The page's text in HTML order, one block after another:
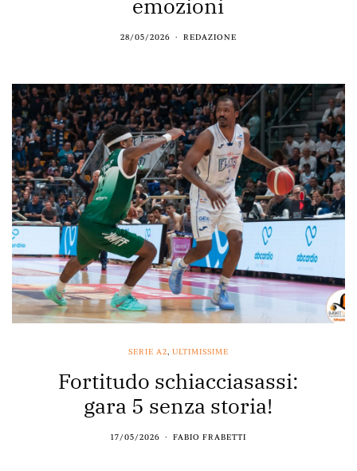
emozioni
28/05/2026 REDAZIONE
SERIE A2, ULTIMISSIME
Fortitudo schiacciasassi:
gara 5 senza storia!
17/05/2026 FABIO FRABETTI